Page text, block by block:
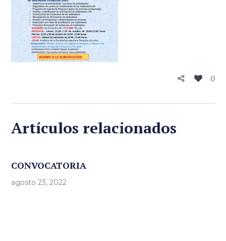
0
Artículos relacionados
CONVOCATORIA
agosto 23, 2022